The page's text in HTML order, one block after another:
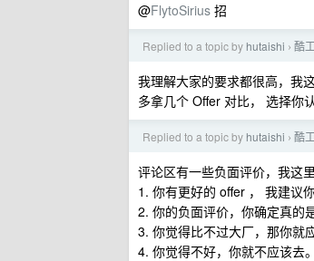
@FlytoSirius 招
Replied to a topic by hutaishi › 酷
我理解大家的要求都很高，我
多拿几个 Offer 对比， 选择你
Replied to a topic by hutaishi › 酷
评论区有一些负面评价，我这
1. 你有更好的 offer ， 我建议
2. 你的负面评价，你确定真的
3. 你觉得比不过大厂，那你就
4. 你觉得不好，你就不应该去